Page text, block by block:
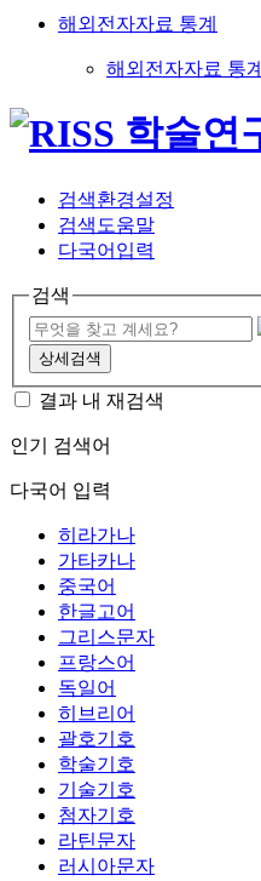
해외전자자료 통계
해외전자자료 통계
검색환경설정
검색도움말
다국어입력
검색
상세검색
결과 내 재검색
인기 검색어
다국어 입력
히라가나
가타카나
중국어
한글고어
그리스문자
프랑스어
독일어
히브리어
괄호기호
학술기호
기술기호
첨자기호
라틴문자
러시아문자